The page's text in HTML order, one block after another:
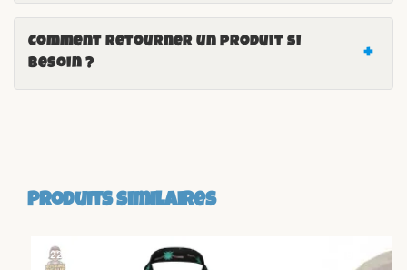
Comment retourner un produit si
besoin ?
Produits similaires
-22%